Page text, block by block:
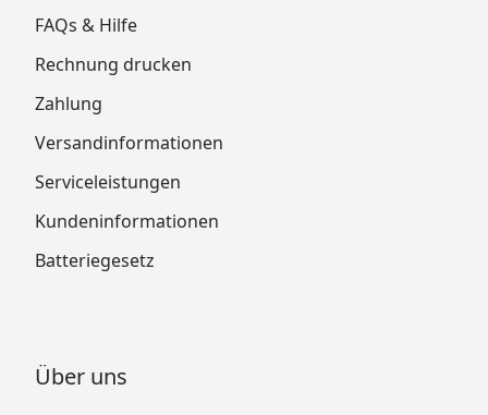
FAQs & Hilfe
Rechnung drucken
Zahlung
Versandinformationen
Serviceleistungen
Kundeninformationen
Batteriegesetz
Über uns